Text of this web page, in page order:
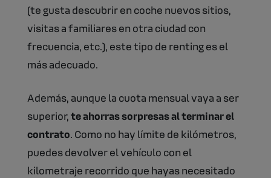
(te gusta descubrir en coche nuevos sitios,
visitas a familiares en otra ciudad con
frecuencia, etc.), este tipo de renting es el
más adecuado.
Además, aunque la cuota mensual vaya a ser
superior,te ahorras sorpresas al terminar el
contrato. Como no hay límite de kilómetros,
puedes devolver el vehículo con el
kilometraje recorrido que hayas necesitado